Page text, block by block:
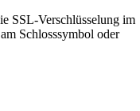
SSL-Verschlüsselung im
Schlosssymbol oder